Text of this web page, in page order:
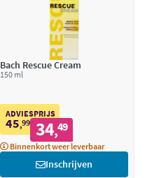
Bach Rescue Cream
150 ml
ADVIESPRIJS
45,99 34,49
Binnenkort weer leverbaar
Inschrijven